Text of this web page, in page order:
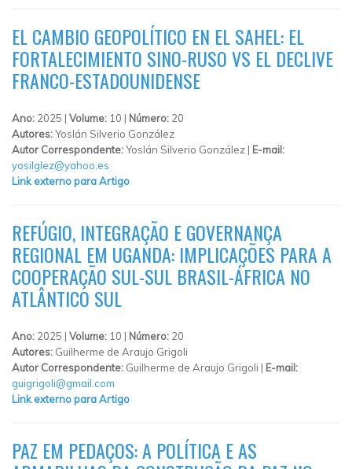
EL CAMBIO GEOPOLÍTICO EN EL SAHEL: EL
FORTALECIMIENTO SINO-RUSO VS EL DECLIVE
FRANCO-ESTADOUNIDENSE
Ano: 2025 | Volume: 10 | Número: 20
Autores:Yoslán Silverio González
Autor Correspondente:Yoslán Silverio González | E-mail:
yosilglez@yahoo.es
Link externo para Artigo
REFÚGIO, INTEGRAÇÃO E GOVERNANÇA
REGIONAL EM UGANDA: IMPLICAÇÕES PARA A
COOPERAÇÃO SUL-SUL BRASIL-ÁFRICA NO
ATLÂNTICO SUL
Ano: 2025 | Volume: 10 | Número: 20
Autores: Guilherme de Araujo Grigoli
Autor Correspondente: Guilherme de Araujo Grigoli | E-mail:
guigrigoli@gmail.com
Link externo para Artigo
PAZ EM PEDAÇOS: A POLÍTICA E AS